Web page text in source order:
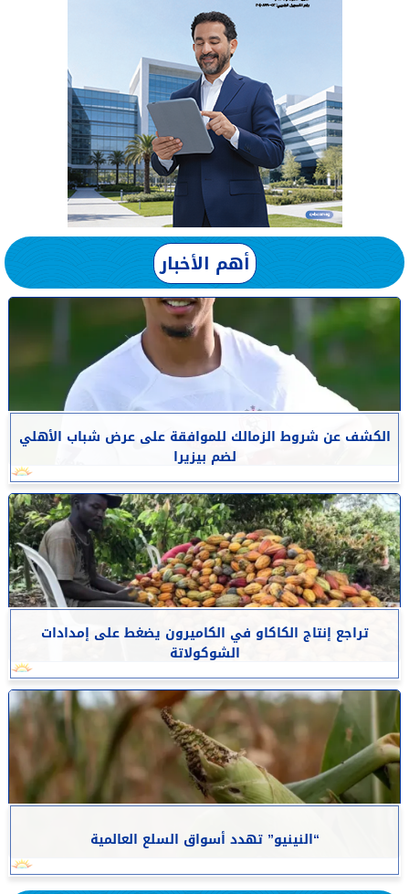
أهم الأخبار
الكشف عن شروط الزمالك للموافقة على عرض شباب الأهلي
لضم بيزيرا
تراجع إنتاج الكاكاو في الكاميرون يضغط على إمدادات
الشوكولاتة
“النينيو” تهدد أسواق السلع العالمية